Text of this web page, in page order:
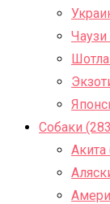
Чаузи
Собаки
Акита